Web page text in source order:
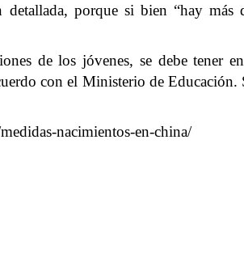
porque si bien “hay
de los jóvenes, se debe tener
con el Ministerio de
nacimientos-en-china/